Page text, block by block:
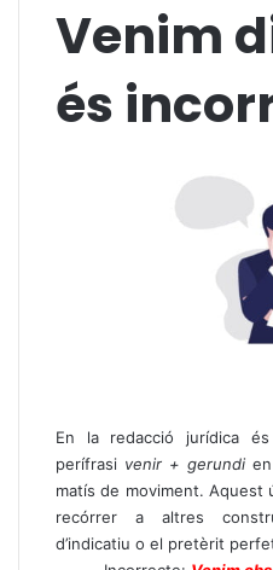
Venim
és
En la redacció jurídica
perífrasi venir + gerundi
matís de moviment. Aquest
recórrer a altres
d’indicatiu o el pretèrit